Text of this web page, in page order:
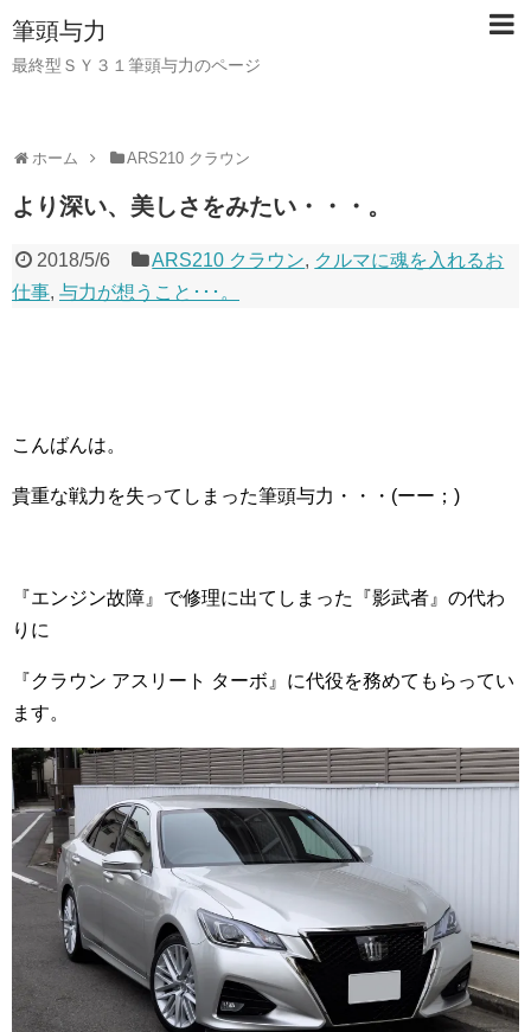
筆頭与力
最終型ＳＹ３１筆頭与力のページ
ホーム ARS210 クラウン
より深い、美しさをみたい・・・。
2018/5/6 ARS210 クラウン, クルマに魂を入れるお
仕事, 与力が想うこと･･･。
こんばんは。
貴重な戦力を失ってしまった筆頭与力・・・(ーー；)
『エンジン故障』で修理に出てしまった『影武者』の代わ
りに
『クラウン アスリート ターボ』に代役を務めてもらってい
ます。